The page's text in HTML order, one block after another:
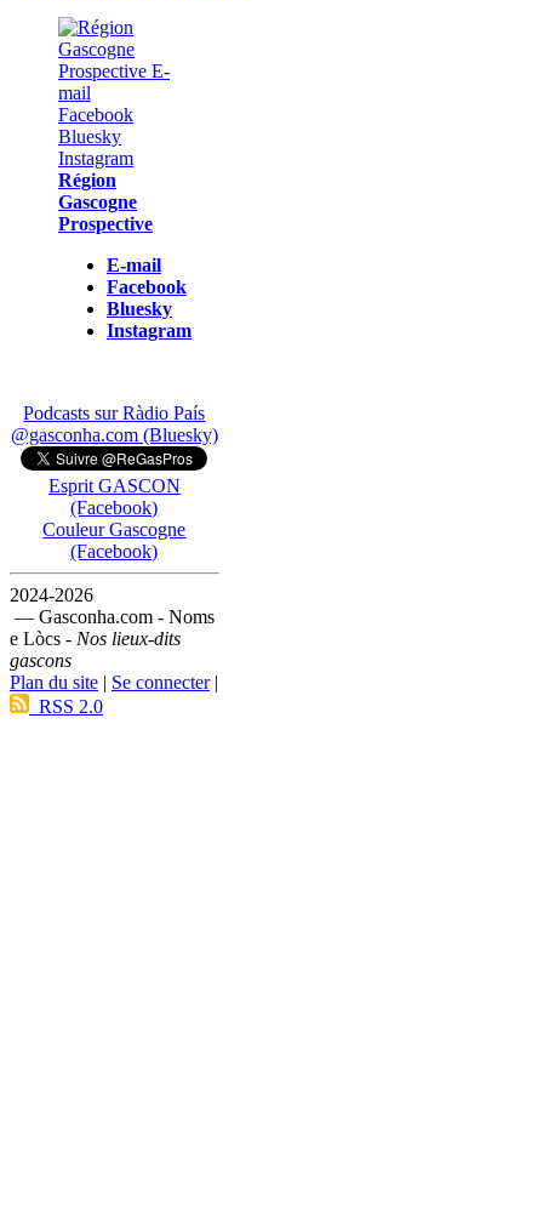
Région
Gascogne
Prospective
E-mail
Facebook
Bluesky
Instagram
Podcasts sur Ràdio País
@gasconha.com (Bluesky)
Esprit GASCON
(Facebook)
Couleur Gascogne
(Facebook)
2024-2026
— Gasconha.com - Noms
e Lòcs - Nos lieux-dits
gascons
Plan du site | Se connecter|
RSS 2.0